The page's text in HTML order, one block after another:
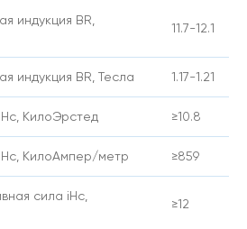
индукция BR,
11.7-12.1
индукция BR, Тесла 1.17-1.21
КилоЭрстед ≥10.8
КилоАмпер/метр ≥859
сила iHc,
≥12